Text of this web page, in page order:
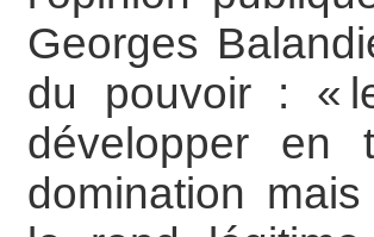
Georges
du pouvoir : «
développer en
domination